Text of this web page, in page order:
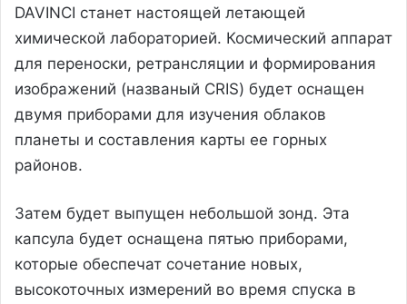
DAVINCI станет настоящей летающей
химической лабораторией. Космический аппарат
для переноски, ретрансляции и формирования
изображений (названый CRIS) будет оснащен
двумя приборами для изучения облаков
планеты и составления карты ее горных
районов.
Затем будет выпущен небольшой зонд. Эта
капсула будет оснащена пятью приборами,
которые обеспечат сочетание новых,
высокоточных измерений во время спуска в